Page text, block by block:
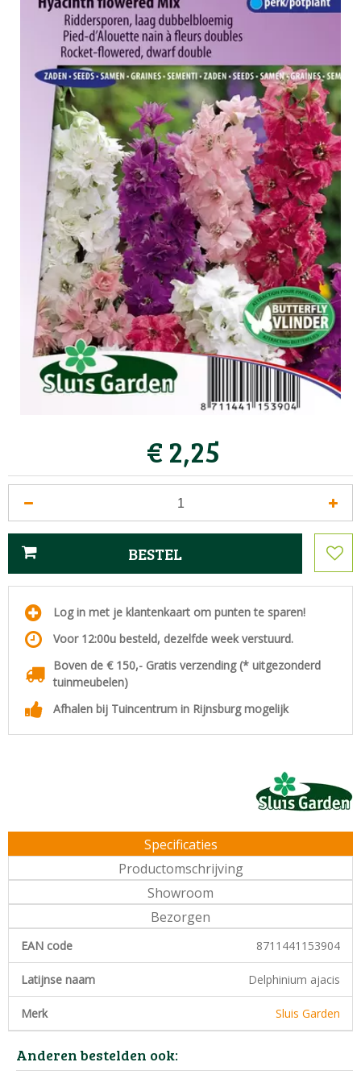
€ 2,25
Log in met je klantenkaart om punten te sparen!
Voor 12:00u besteld, dezelfde week verstuurd.
Boven de € 150,- Gratis verzending (* uitgezonderd
tuinmeubelen)
Afhalen bij Tuincentrum in Rijnsburg mogelijk
Specificaties
Productomschrijving
Showroom
Bezorgen
EAN code 8711441153904
Latijnse naam Delphinium ajacis
Merk Sluis Garden
Anderen bestelden ook: